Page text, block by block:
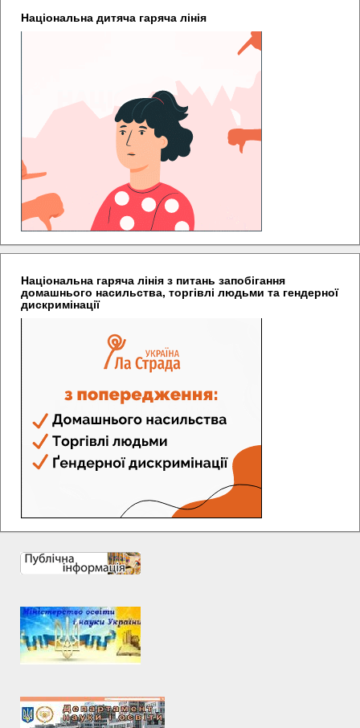
Національна дитяча гаряча лінія
Національна гаряча лінія з питань запобігання
домашнього насильства, торгівлі людьми та гендерної
дискримінації